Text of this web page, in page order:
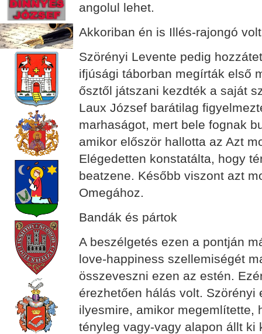
angolul lehet.
Akkoriban én is Illés-rajongó
Szörényi Levente pedig
ifjúsági táborban megírták első
ősztől játszani kezdték a saját
Laux József barátilag
marhaságot, mert bele fognak
amikor először hallotta az Azt
Elégedetten konstatálta, hogy
beatzene. Később viszont azt
Omegához.
Bandák és pártok
A beszélgetés ezen a pontján
love-happiness szellemiségét
összeveszni ezen az estén.
érezhetően hálás volt.
ilyesmire, amikor megemlítette,
tényleg vagy-vagy alapon állt